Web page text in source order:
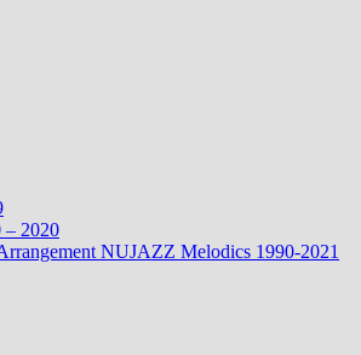
– 2020
NUJAZZ Melodics 1990-2021